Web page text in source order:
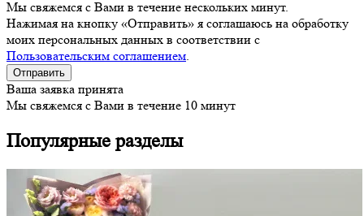
Мы свяжемся с Вами в течение нескольких минут.
Нажимая на кнопку «Отправить» я соглашаюсь на обработку
моих персональных данных в соответствии с
Пользовательским соглашением.
Ваша заявка принята
Мы свяжемся с Вами в течение 10 минут
Популярные разделы